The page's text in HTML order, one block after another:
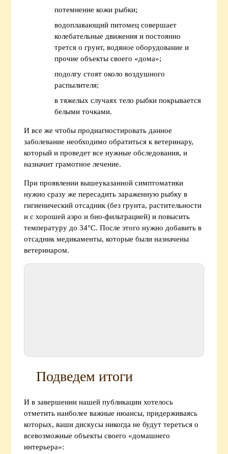
потемнение кожи рыбки;
водоплавающий питомец совершает
колебательные движения и постоянно
трется о грунт, водяное оборудование и
прочие объекты своего «дома»;
подолгу стоят около воздушного
распылителя;
в тяжелых случаях тело рыбки покрывается
белыми точками.
И все же чтобы продиагностировать данное
заболевание необходимо обратиться к ветеринару,
который и проведет все нужные обследования, и
назначит грамотное лечение.
При проявлении вышеуказанной симптоматики
нужно сразу же пересадить зараженную рыбку в
гигиенический отсадник (без грунта, растительности
и с хорошей аэро и био-фильтрацией) и повысить
температуру до 34°С. После этого нужно добавить в
отсадник медикаменты, которые были назначены
ветеринаром.
Подведем итоги
И в завершении нашей публикации хотелось
отметить наиболее важные нюансы, придерживаясь
которых, ваши дискусы никогда не будут тереться о
всевозможные объекты своего «домашнего
интерьера»: